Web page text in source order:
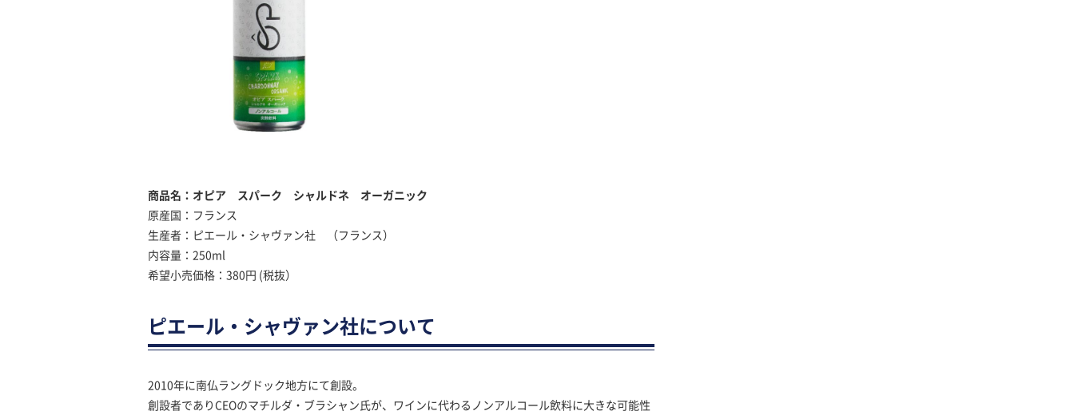
商品名：オピア スパーク シャルドネ オーガニック
原産国：フランス
生産者：ピエール・シャヴァン社 （フランス）
内容量：250ml
希望小売価格：380円 (税抜）
ピエール・シャヴァン社について
2010年に南仏ラングドック地方にて創設。
創設者でありCEOのマチルダ・ブラシャン氏が、ワインに代わるノンアルコール飲料に大きな可能性